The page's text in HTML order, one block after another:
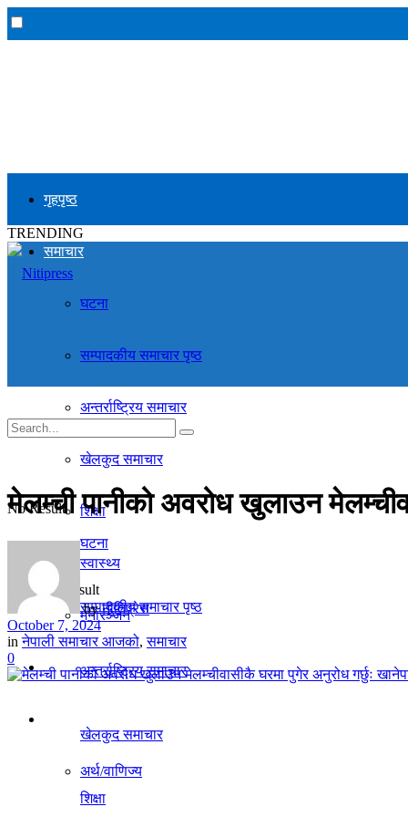
गृहपृष्ठ
समाचार
घटना
सम्पादकीय समाचार पृष्ठ
अन्तर्राष्ट्रिय समाचार
खेलकुद समाचार
शिक्षा
स्वास्थ्य
मनाेरञ्जन
राजनीति
अर्थ/वाणिज्य
TRENDING
गृहपृष्ठ
घटना
सम्पादकीय समाचार पृष्ठ
अन्तर्राष्ट्रिय समाचार
खेलकुद समाचार
शिक्षा
No Result
View All Result
मेलम्ची पानीको अवरोध खुलाउन
by नीतिप्रेस
October 7, 2024
in नेपाली समाचार आजको,समाचार
0